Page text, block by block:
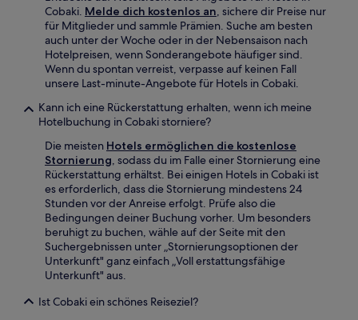
Cobaki. Melde dich kostenlos an, sichere dir Preise nur
für Mitglieder und sammle Prämien. Suche am besten
auch unter der Woche oder in der Nebensaison nach
Hotelpreisen, wenn Sonderangebote häufiger sind.
Wenn du spontan verreist, verpasse auf keinen Fall
unsere Last-minute-Angebote für Hotels in Cobaki.
Kann ich eine Rückerstattung erhalten, wenn ich meine
Hotelbuchung in Cobaki storniere?
Die meisten Hotels ermöglichen die kostenlose
Stornierung, sodass du im Falle einer Stornierung eine
Rückerstattung erhältst. Bei einigen Hotels in Cobaki ist
es erforderlich, dass die Stornierung mindestens 24
Stunden vor der Anreise erfolgt. Prüfe also die
Bedingungen deiner Buchung vorher. Um besonders
beruhigt zu buchen, wähle auf der Seite mit den
Suchergebnissen unter „Stornierungsoptionen der
Unterkunft" ganz einfach „Voll erstattungsfähige
Unterkunft" aus.
Ist Cobaki ein schönes Reiseziel?